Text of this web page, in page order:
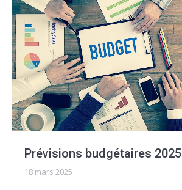
Prévisions budgétaires 2025
18 mars 2025